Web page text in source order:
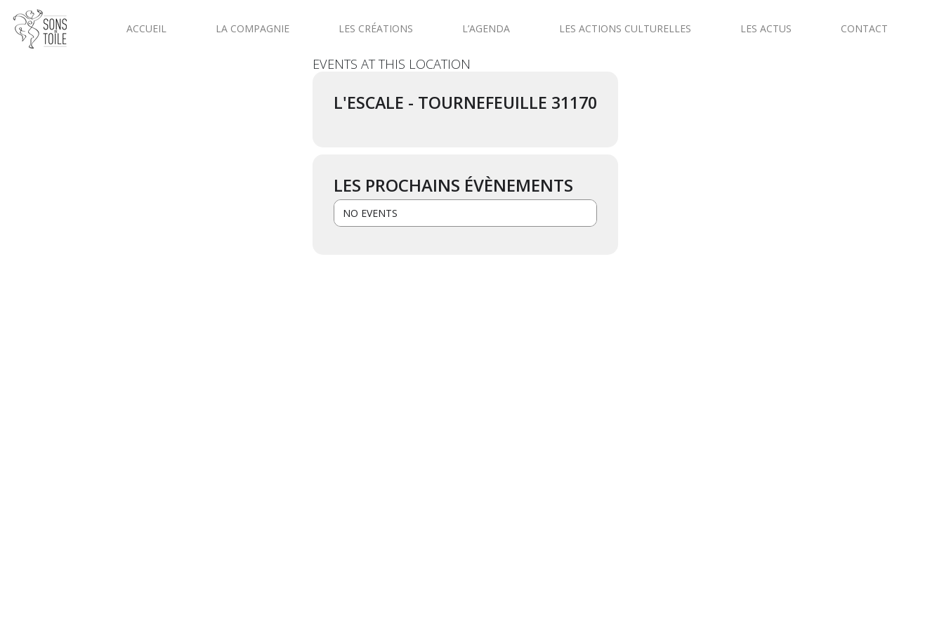
ACCUEIL LA COMPAGNIE LES CRÉATIONS L’AGENDA LES ACTIONS CULTURELLES LES ACTUS CONTACT
EVENTS AT THIS LOCATION
L'ESCALE - TOURNEFEUILLE 31170
LES PROCHAINS ÉVÈNEMENTS
NO EVENTS